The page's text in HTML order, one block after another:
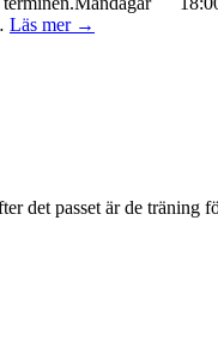
Läs mer →
det passet är de